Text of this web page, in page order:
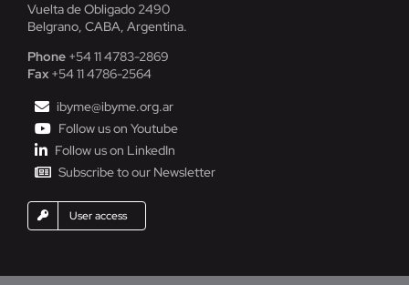
Vuelta de Obligado 2490
Belgrano, CABA, Argentina.
Phone+54 11 4783-2869
Fax+54 11 4786-2564
ibyme@ibyme.org.ar
Follow us on Youtube
Follow us on LinkedIn
Subscribe to our Newsletter
User access